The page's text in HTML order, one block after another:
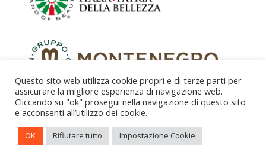
CREDITS – © FONDAZIONE COLOGNI DEI MESTIERI
D’ARTE ETS 2025
Questo sito web utilizza cookie propri e di terze parti per
assicurare la migliore esperienza di navigazione web.
Cliccando su "ok" prosegui nella navigazione di questo sito
e acconsenti all’utilizzo dei cookie.
OK Rifiutare tutto Impostazione Cookie